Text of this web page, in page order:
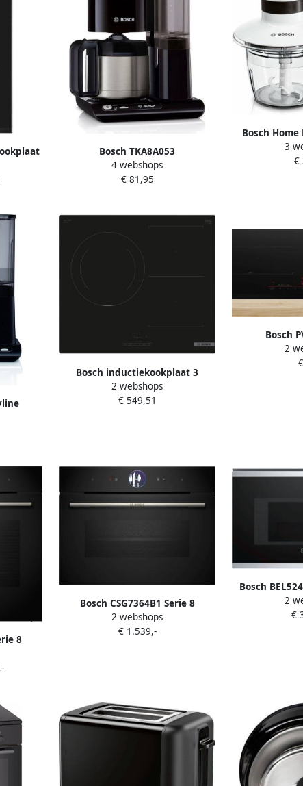
Bosch TKA8A053
Koffiezetapparaat RVS kan 1 15
liter (8 kopjes) Zwart
4 webshops
€ 81,95
Bosch Home
3
€
Bosch inductiekookplaat 3
branders L59 x D52 cm
PVJ611BB6E
2 webshops
€ 549,51
Bosch
2
8
Bosch CSG7364B1 Serie 8
Inbouwoven Stoomoven 47L 60 x
45 cm Air Fry-functie TFT-display
2 webshops
€ 1.539,-
Bosch
grill
2
€